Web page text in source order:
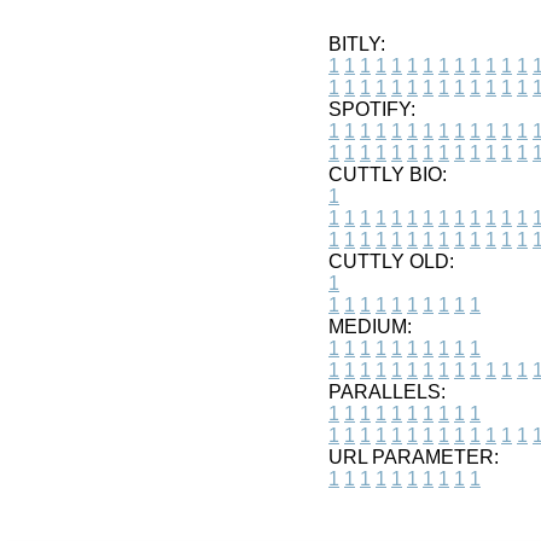
BITLY:
1 1 1 1 1 1 1 1 1 1 1 1 1 1
1 1 1 1 1 1 1 1 1 1 1 1 1 1
SPOTIFY:
1 1 1 1 1 1 1 1 1 1 1 1 1 1
1 1 1 1 1 1 1 1 1 1 1 1 1 1
CUTTLY BIO:
1
1 1 1 1 1 1 1 1 1 1 1 1 1 1
1 1 1 1 1 1 1 1 1 1 1 1 1 1
CUTTLY OLD:
1
1 1 1 1 1 1 1 1 1 1
MEDIUM:
1 1 1 1 1 1 1 1 1 1
1 1 1 1 1 1 1 1 1 1 1 1 1 1
PARALLELS:
1 1 1 1 1 1 1 1 1 1
1 1 1 1 1 1 1 1 1 1 1 1 1 1
URL PARAMETER:
1 1 1 1 1 1 1 1 1 1